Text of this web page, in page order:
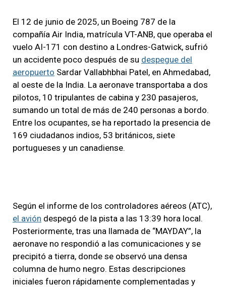
El 12 de junio de 2025, un Boeing 787 de la
compañía Air India, matrícula VT-ANB, que operaba el
vuelo AI-171 con destino a Londres-Gatwick, sufrió
un accidente poco después de su despegue del
aeropuerto Sardar Vallabhbhai Patel, en Ahmedabad,
al oeste de la India. La aeronave transportaba a dos
pilotos, 10 tripulantes de cabina y 230 pasajeros,
sumando un total de más de 240 personas a bordo.
Entre los ocupantes, se ha reportado la presencia de
169 ciudadanos indios, 53 británicos, siete
portugueses y un canadiense.
Según el informe de los controladores aéreos (ATC),
el avión despegó de la pista a las 13:39 hora local.
Posteriormente, tras una llamada de “MAYDAY”, la
aeronave no respondió a las comunicaciones y se
precipitó a tierra, donde se observó una densa
columna de humo negro. Estas descripciones
iniciales fueron rápidamente complementadas y